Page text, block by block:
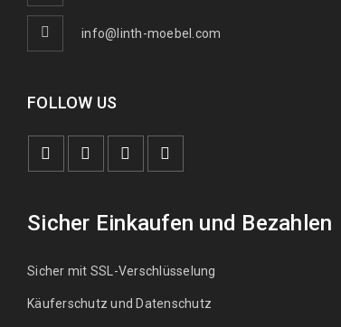
info@linth-moebel.com
FOLLOW US
Sicher Einkaufen und Bezahlen
Sicher mit SSL-Verschlüsselung
Käuferschutz und Datenschutz